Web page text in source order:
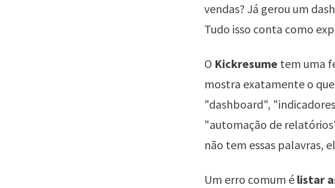
vendas? Já gerou um
Tudo isso conta como
O Kickresume tem uma
mostra exatamente o
"dashboard",
"automação de
não tem essas palavras,
Um erro comum é listar